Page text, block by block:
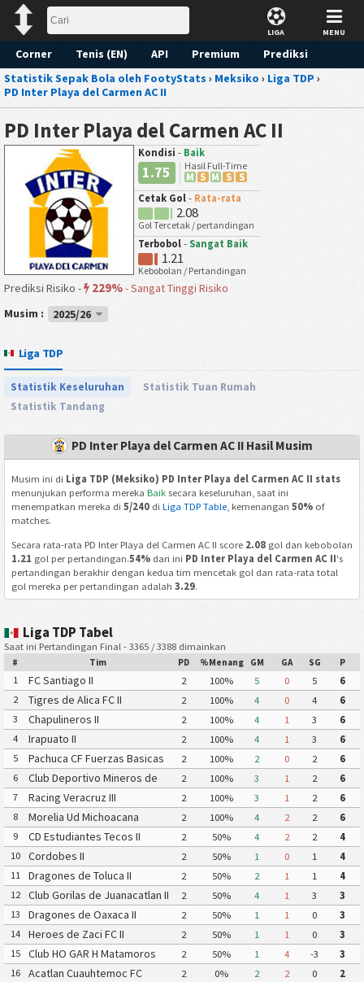
LIGA MENU
Corner Tenis (EN) API Premium
Prediksi
Statistik Sepak Bola oleh FootyStats › Meksiko › Liga TDP ›
PD Inter Playa del Carmen AC II
PD Inter Playa del Carmen AC II
Kondisi - Baik
1.75
Hasil Full-Time
M S M S
S
Cetak Gol - Rata-rata
2.08
Gol Tercetak / pertandingan
Terbobol - Sangat Baik
1.21
Kebobolan / Pertandingan
Prediksi Risiko - 229%-Sangat Tinggi Risiko
Musim :
2025/26
Liga TDP
Statistik Keseluruhan
Statistik Tuan Rumah
Statistik Tandang
PD Inter Playa del Carmen AC II Hasil Musim
Musim ini di Liga TDP (Meksiko) PD Inter Playa del Carmen AC II stats
menunjukan performa mereka Baiksecara keseluruhan, saat ini
menempatkan mereka di 5/240di Liga TDP Table, kemenangan 50%of
matches.
Secara rata-rata PD Inter Playa del Carmen AC II score 2.08gol dan kebobolan
1.21 gol per pertandingan.54%dari ini PD Inter Playa del Carmen AC II's
pertandingan berakhir dengan kedua tim mencetak gol dan rata-rata total
gol mereka per pertandingan adalah 3.29.
Liga TDP Tabel
Saat ini Pertandingan Final - 3365 / 3388 dimainkan
# Tim PD %Menang GM GA SG P
1 FC Santiago II 2 100% 5 0 5
6
2
Tigres de Alica FC II 2 100% 4 0 4
6
3
Chapulineros II 2 100% 4 1 3
6
4
Irapuato II 2 100% 4 1 3
6
5
Pachuca CF Fuerzas Basicas
Pachuca CF III
2 100% 2 0 2
6
6
Club Deportivo Mineros de
Zacatecas II
2 100% 3 1 2
6
7
Racing Veracruz III 2 100% 3 1 2
6
8
Morelia Ud Michoacana 2 100% 4 2 2
6
9
CD Estudiantes Tecos II 2 50% 4 2 2
4
10
Cordobes II 2 50% 1 0 1
4
11
Dragones de Toluca II 2 50% 2 1 1
4
12
Club Gorilas de Juanacatlan II 2 50% 4 1 3
3
13
Dragones de Oaxaca II 2 50% 1 1 0
3
14
Heroes de Zaci FC II 2 50% 1 1 0
3
15
Club HO GAR H Matamoros
Gavilanes FC Matamoros II
2 50% 1 4 -3
3
16
Acatlan Cuauhtemoc FC 2 0% 2 2 0
2